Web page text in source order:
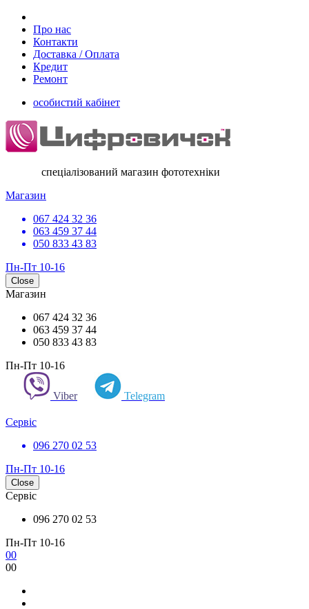
Про нас
Контакти
Доставка / Оплата
Кредит
Ремонт
особистий кабінет
спеціалізований магазин фототехніки
Магазин
067 424 32 36
063 459 37 44
050 833 43 83
Пн-Пт 10-16
Close
Магазин
067 424 32 36
063 459 37 44
050 833 43 83
Пн-Пт 10-16
Viber Telegram
Сервіс
096 270 02 53
Пн-Пт 10-16
Close
Сервіс
096 270 02 53
Пн-Пт 10-16
00
00